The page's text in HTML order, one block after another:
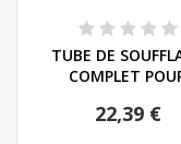
TUBE DE
COMPLET
DE...
22,39 €